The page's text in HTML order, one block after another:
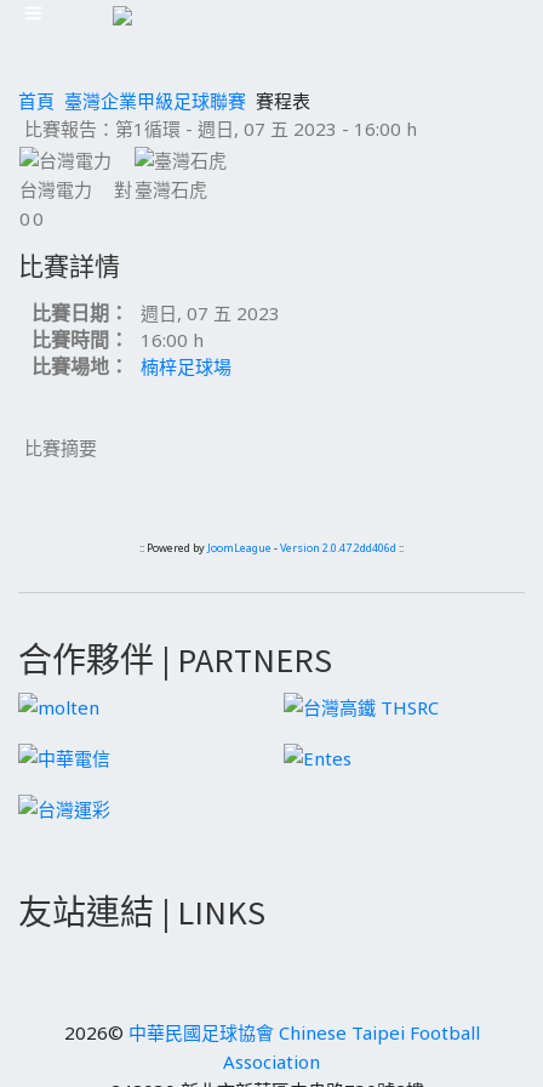
首頁 臺灣企業甲級足球聯賽 賽程表
比賽報告：第1循環 - 週日, 07 五 2023 - 16:00 h
台灣電力 對臺灣石虎
00
比賽詳情
比賽日期： 週日, 07 五 2023
比賽時間： 16:00 h
比賽場地： 楠梓足球場
比賽摘要
:: Powered by JoomLeague -Version 2.0.47.2dd406d ::
合作夥伴 | PARTNERS
友站連結 | LINKS
2026© 中華民國足球協會 Chinese Taipei Football
Association